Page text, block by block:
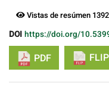
Vistas de resúmen
DOI https://doi.org/
PDF FLIP